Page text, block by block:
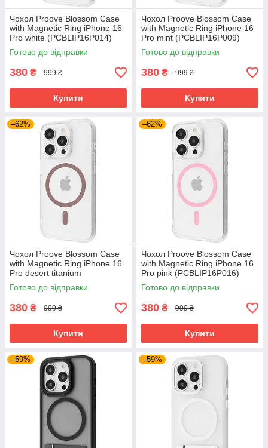
Чохол Proove Blossom Case
with Magnetic Ring iPhone 16
Pro white (PCBLIP16P014)
Готово до відправки
380 ₴ 999 ₴
Купити
Чохол Proove Blossom Case
with Magnetic Ring iPhone 16
Pro mint (PCBLIP16P009)
Готово до відправки
380 ₴ 999 ₴
Купити
–62%
Чохол Proove Blossom Case
with Magnetic Ring iPhone 16
Pro desert titanium
(PCBLIP16P033)
Готово до відправки
380 ₴ 999 ₴
Купити
–62%
Чохол Proove Blossom Case
with Magnetic Ring iPhone 16
Pro pink (PCBLIP16P016)
Готово до відправки
380 ₴ 999 ₴
Купити
–59% –59%